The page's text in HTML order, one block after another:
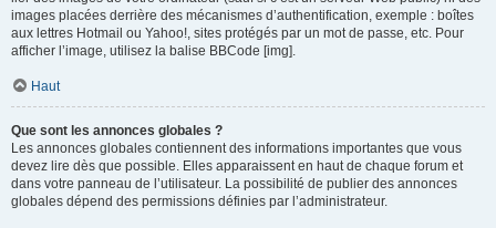
images placées derrière des mécanismes d’authentification, exemple : boîtes
aux lettres Hotmail ou Yahoo!, sites protégés par un mot de passe, etc. Pour
afficher l’image, utilisez la balise BBCode [img].
Haut
Que sont les annonces globales ?
Les annonces globales contiennent des informations importantes que vous
devez lire dès que possible. Elles apparaissent en haut de chaque forum et
dans votre panneau de l’utilisateur. La possibilité de publier des annonces
globales dépend des permissions définies par l’administrateur.